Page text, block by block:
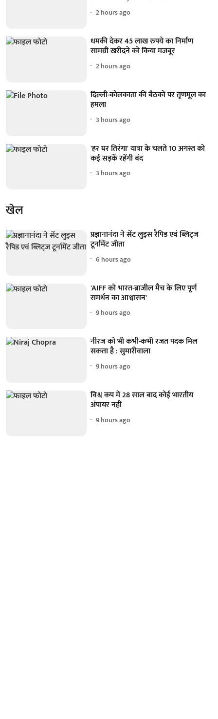
2 hours ago
धमकी देकर 45 लाख रुपये का निर्माण
सामग्री खरीदने को किया मजबूर
2 hours ago
दिल्ली-कोलकाता की बैठकों पर तृणमूल का
हमला
3 hours ago
'हर घर तिरंगा' यात्रा के चलते 10 अगस्त को
कई सड़कें रहेंगी बंद
3 hours ago
खेल
प्रज्ञानानंदा ने सेंट लुइस रैपिड एवं ब्लिट्ज
टूर्नामेंट जीता
6 hours ago
'AIFF को भारत-ब्राजील मैच के लिए पूर्ण
समर्थन का आश्वासन'
9 hours ago
नीरज को भी कभी-कभी रजत पदक मिल
सकता है : सुमारीवाला
9 hours ago
विश्व कप में 28 साल बाद कोई भारतीय
अंपायर नहीं
9 hours ago